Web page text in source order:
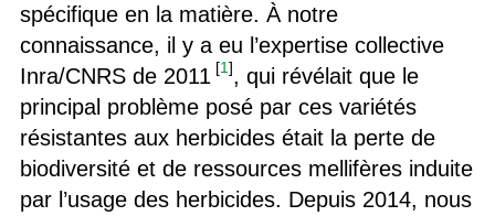
spécifique en la matière. À notre
connaissance, il y a eu l’expertise collective
Inra/CNRS de 2011 [1], qui révélait que le
principal problème posé par ces variétés
résistantes aux herbicides était la perte de
biodiversité et de ressources mellifères induite
par l’usage des herbicides. Depuis 2014, nous